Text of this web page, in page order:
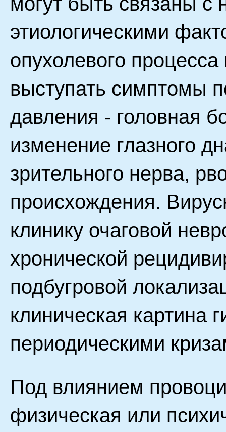
этиологическими
опухолевого
выступать симптомы
давления - головная
изменение глазного
зрительного нерва,
происхождения.
клинику очаговой
хронической
подбугровой
клиническая картина
периодическими
Под влиянием
физическая или